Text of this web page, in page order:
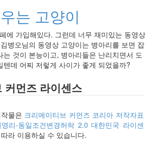
는 고양이
에 가입해있다. 그런데 너무 재미있는 동영상
병오님의 동영상 고양이는 병아리를 보면 잡
는 것이 본능이고, 병아리들은 난리치면서 도
텐데 어찌 저렇게 사이가 좋게 되었을까?
커먼즈 라이센스
물은 크리에이티브 커먼즈 코리아 저작자표
리-동일조건변경허락 2.0 대한민국 라이센
라 이용하실 수 있습니다.